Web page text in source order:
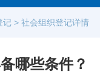
记 > 社会组织登记详情
哪些条件？